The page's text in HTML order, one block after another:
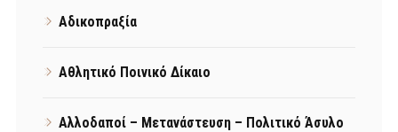
Αδικοπραξία
Αθλητικό Ποινικό Δίκαιο
Αλλοδαποί – Μετανάστευση – Πολιτικό Άσυλο